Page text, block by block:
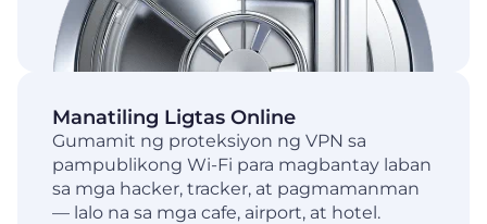
Manatiling Ligtas Online
Gumamit ng proteksiyon ng VPN sa
pampublikong Wi-Fi para magbantay laban
sa mga hacker, tracker, at pagmamanman
— lalo na sa mga cafe, airport, at hotel.